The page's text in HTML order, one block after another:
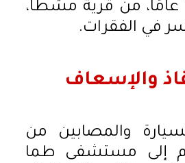
المجيد، 17 عامًا، من قرية مشطا،
في الفقرات.
والإسعاف
والمصابين من
إلى مستشفى طما